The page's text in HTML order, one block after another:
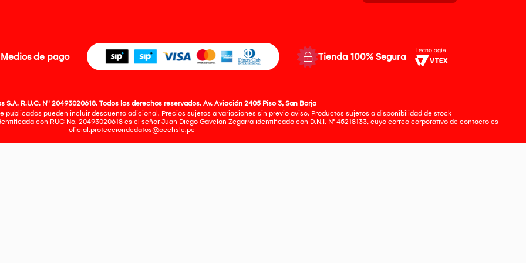
Medios de pago Tienda 100% Segura
S.A. R.U.C. Nº 20493020618. Todos los derechos reservados. Av. Aviación 2405 Piso 3, San Borja
publicados pueden incluir descuento adicional. Precios sujetos a variaciones sin previo aviso. Productos sujetos a disponibilidad de stock
con RUC No. 20493020618 es el señor Juan Diego Gavelan Zegarra identificado con D.N.I. N° 45218133, cuyo correo corporativo de contacto es
oficial.protecciondedatos@oechsle.pe